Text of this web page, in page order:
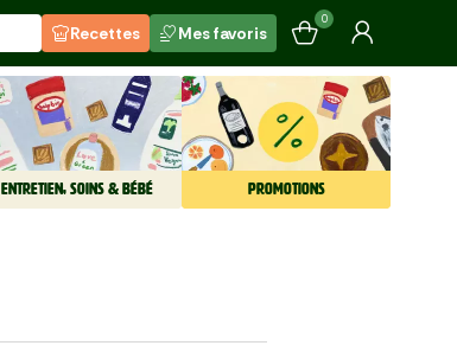
Recettes Mes favoris
0
ENTRETIEN, SOINS & BÉBÉ PROMOTIONS